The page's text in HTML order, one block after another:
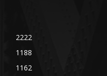
2222
1188
1162